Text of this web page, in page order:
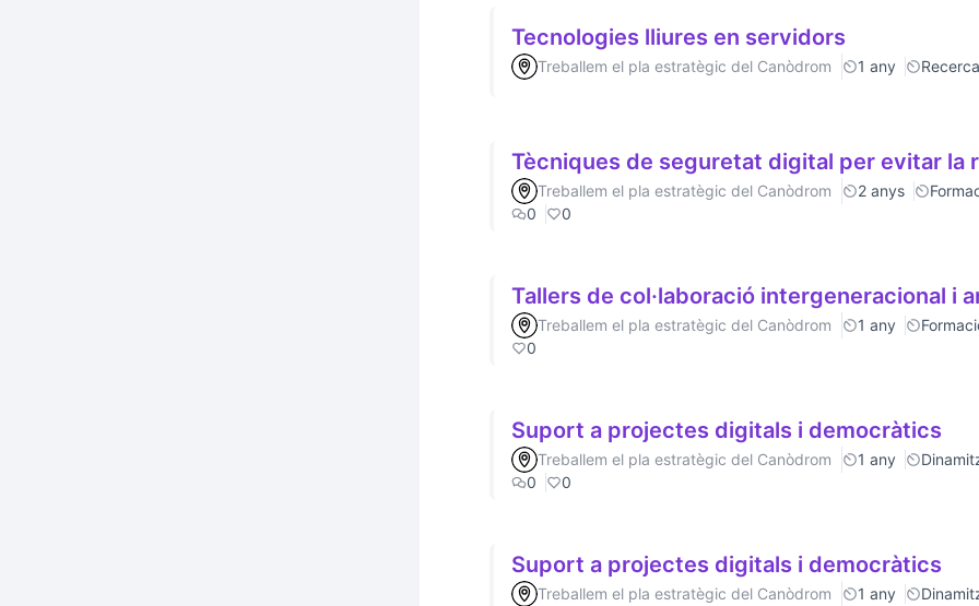
Tecnologies lliures en servidors
Treballem el pla estratègic del Canòdrom 1 any Recerca
Tècniques de seguretat digital per evitar la
Treballem el pla estratègic del Canòdrom 2 anys
0
0
Tallers de col·laboració intergeneracional i
Treballem el pla estratègic del Canòdrom 1 any
0
Suport a projectes digitals i democràtics
Treballem el pla estratègic del Canòdrom 1 any
0
0
Suport a projectes digitals i democràtics
Treballem el pla estratègic del Canòdrom 1 any